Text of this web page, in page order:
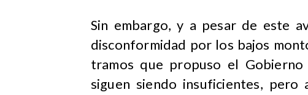
Sin embargo, y a pesar de este
disconformidad por los bajos
tramos que propuso el
siguen siendo insuficientes,